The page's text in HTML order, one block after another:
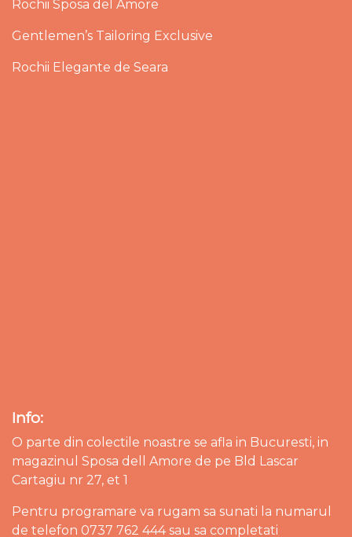
Rochii Sposa del Amore
Gentlemen’s Tailoring Exclusive
Rochii Elegante de Seara
Info:
O parte din colectile noastre se afla in Bucuresti, in
magazinul Sposa dell Amore de pe Bld Lascar
Cartagiu nr 27, et 1
Pentru programare va rugam sa sunati la numarul
de telefon 0737 762 444 sau sa completati